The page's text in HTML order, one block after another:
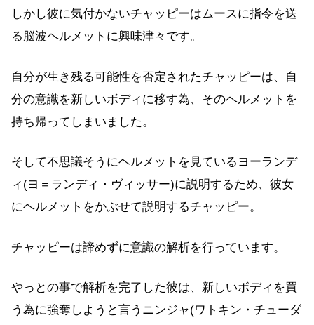
しかし彼に気付かないチャッピーはムースに指令を送
る脳波ヘルメットに興味津々です。
自分が生き残る可能性を否定されたチャッピーは、自
分の意識を新しいボディに移す為、そのヘルメットを
持ち帰ってしまいました。
そして不思議そうにヘルメットを見ているヨーランデ
ィ(ヨ＝ランディ・ヴィッサー)に説明するため、彼女
にヘルメットをかぶせて説明するチャッピー。
チャッピーは諦めずに意識の解析を行っています。
やっとの事で解析を完了した彼は、新しいボディを買
う為に強奪しようと言うニンジャ(ワトキン・チューダ